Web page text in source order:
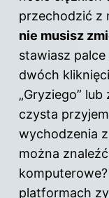
przechodzić z
nie musisz
stawiasz
dwóch
„Gryziego”
czysta
wychodzenia
można
platformach